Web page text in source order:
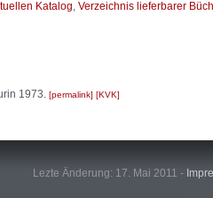
Katalog Verzeichnis lieferbarer
1973. permalink KVK
Lezte Änderung: 17. Mai 2011 -